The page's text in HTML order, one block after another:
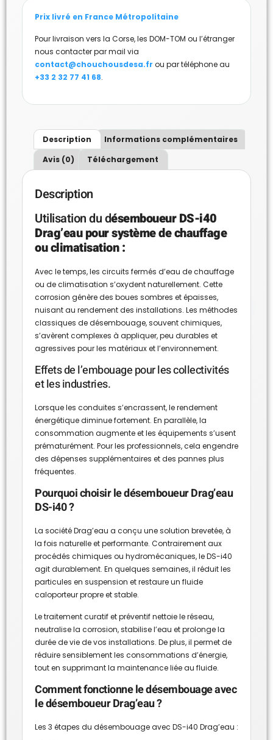
Prix livré en France Métropolitaine
Pour livraison vers la Corse, les DOM-TOM ou l’étranger
nous contacter par mail via
contact@chouchousdesa.fr ou par téléphone au
+33 2 32 77 41 68.
Description
Informations complémentaires
Avis (0)
Téléchargement
Description
Utilisation du désemboueur DS-i40
Drag’eau pour système de chauffage
ou climatisation :
Avec le temps, les circuits fermés d’eau de chauffage
ou de climatisation s’oxydent naturellement. Cette
corrosion génère des boues sombres et épaisses,
nuisant au rendement des installations. Les méthodes
classiques de désembouage, souvent chimiques,
s’avèrent complexes à appliquer, peu durables et
agressives pour les matériaux et l’environnement.
Effets de l’embouage pour les collectivités
et les industries.
Lorsque les conduites s’encrassent, le rendement
énergétique diminue fortement. En parallèle, la
consommation augmente et les équipements s’usent
prématurément. Pour les professionnels, cela engendre
des dépenses supplémentaires et des pannes plus
fréquentes.
Pourquoi choisir le désemboueur Drag’eau
DS-i40 ?
La société Drag’eau a conçu une solution brevetée, à
la fois naturelle et performante. Contrairement aux
procédés chimiques ou hydromécaniques, le DS-i40
agit durablement. En quelques semaines, il réduit les
particules en suspension et restaure un fluide
caloporteur propre et stable.
Le traitement curatif et préventif nettoie le réseau,
neutralise la corrosion, stabilise l’eau et prolonge la
durée de vie de vos installations. De plus, il permet de
réduire sensiblement les consommations d’énergie,
tout en supprimant la maintenance liée au fluide.
Comment fonctionne le désembouage avec
le désemboueur Drag’eau ?
Les 3 étapes du désembouage avec DS-i40 Drag’eau :